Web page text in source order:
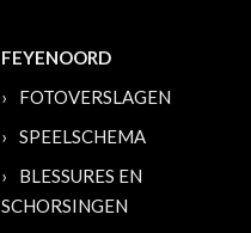
FEYENOORD
FOTOVERSLAGEN
SPEELSCHEMA
BLESSURES EN
SCHORSINGEN